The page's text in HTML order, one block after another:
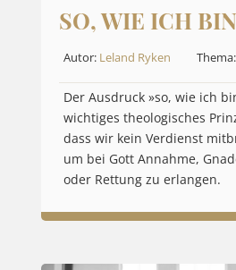
SO, WIE ICH BIN
Autor: Leland Ryken Thema:
Der Ausdruck »so, wie ich
wichtiges theologisches
dass wir kein Verdienst
um bei Gott Annahme,
oder Rettung zu erlangen.